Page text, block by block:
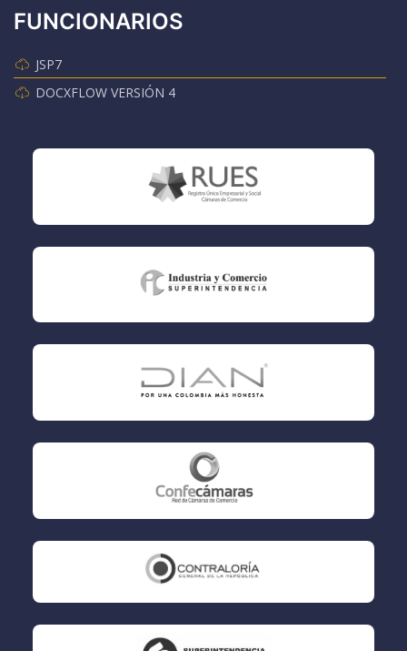
FUNCIONARIOS
JSP7
DOCXFLOW VERSIÓN 4